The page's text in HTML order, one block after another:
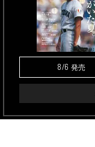
8/6 発売